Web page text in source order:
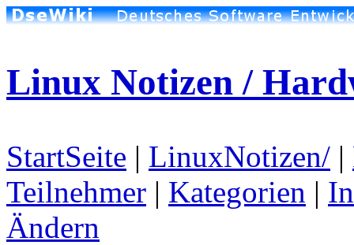
Linux Notizen /
StartSeite | LinuxNotizen/ |
Teilnehmer | Kategorien |
Ändern